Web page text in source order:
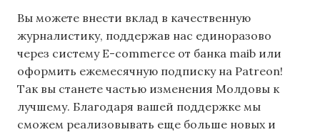
Вы можете внести вклад в качественную
журналистику, поддержав нас единоразово
через систему E-commerce от банка maib или
оформить ежемесячную подписку на Patreon!
Так вы станете частью изменения Молдовы к
лучшему. Благодаря вашей поддержке мы
сможем реализовывать еще больше новых и